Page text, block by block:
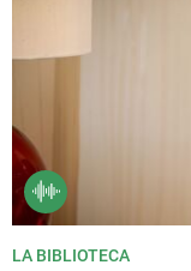
LA BIBLIOTECA